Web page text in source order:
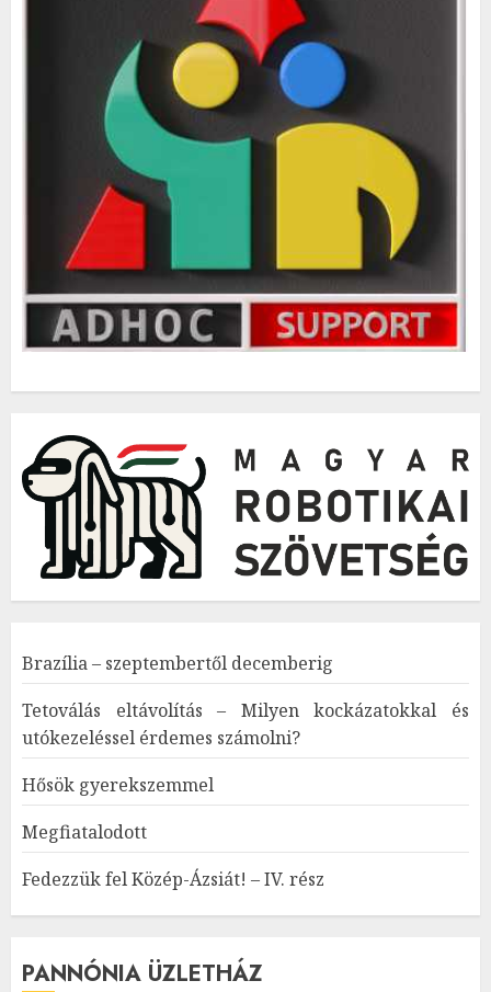
Brazília – szeptembertől decemberig
Tetoválás eltávolítás – Milyen kockázatokkal és
utókezeléssel érdemes számolni?
Hősök gyerekszemmel
Megfiatalodott
Fedezzük fel Közép-Ázsiát! – IV. rész
PANNÓNIA ÜZLETHÁZ